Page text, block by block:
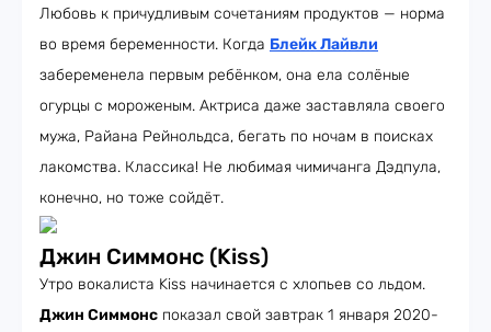
Любовь к причудливым сочетаниям продуктов — норма
во время беременности. Когда Блейк Лайвли
забеременела первым ребёнком, она ела солёные
огурцы с мороженым. Актриса даже заставляла своего
мужа, Райана Рейнольдса, бегать по ночам в поисках
лакомства. Классика! Не любимая чимичанга Дэдпула,
конечно, но тоже сойдёт.
Джин Симмонс (Kiss)
Утро вокалиста Kiss начинается с хлопьев со льдом.
Джин Симмонс показал свой завтрак 1 января 2020-